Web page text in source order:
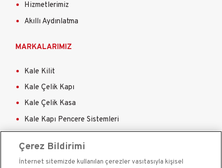
Hizmetlerimiz
Akıllı Aydınlatma
MARKALARIMIZ
Kale Kilit
Kale Çelik Kapı
Kale Çelik Kasa
Kale Kapı Pencere Sistemleri
Çerez Bildirimi
İnternet sitemizde kullanılan çerezler vasıtasıyla kişisel